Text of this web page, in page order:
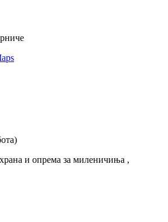
и опрема за миленичиња ,